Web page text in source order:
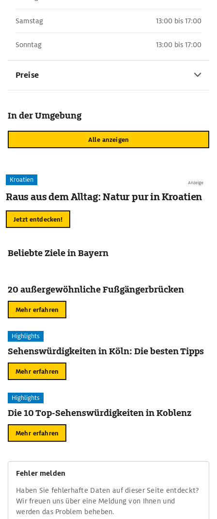
Samstag 13:00 bis 17:00
Sonntag 13:00 bis 17:00
Preise
In der Umgebung
Alle anzeigen
Anzeige
Kroatien
Raus aus dem Alltag: Natur pur in Kroatien
Jetzt entdecken!
Beliebte Ziele in Bayern
20 außergewöhnliche Fußgängerbrücken
Mehr erfahren
Highlights
Sehenswürdigkeiten in Köln: Die besten Tipps
Mehr erfahren
Highlights
Die 10 Top-Sehenswürdigkeiten in Koblenz
Mehr erfahren
Fehler melden
Haben Sie fehlerhafte Daten auf dieser Seite entdeckt?
Wir freuen uns über eine Meldung von Ihnen und
werden das Problem beheben.